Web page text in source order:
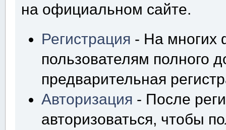
на официальном сайте.
Регистрация - На многих
пользователям полного
предварительная
Авторизация - После
авторизоваться, чтобы